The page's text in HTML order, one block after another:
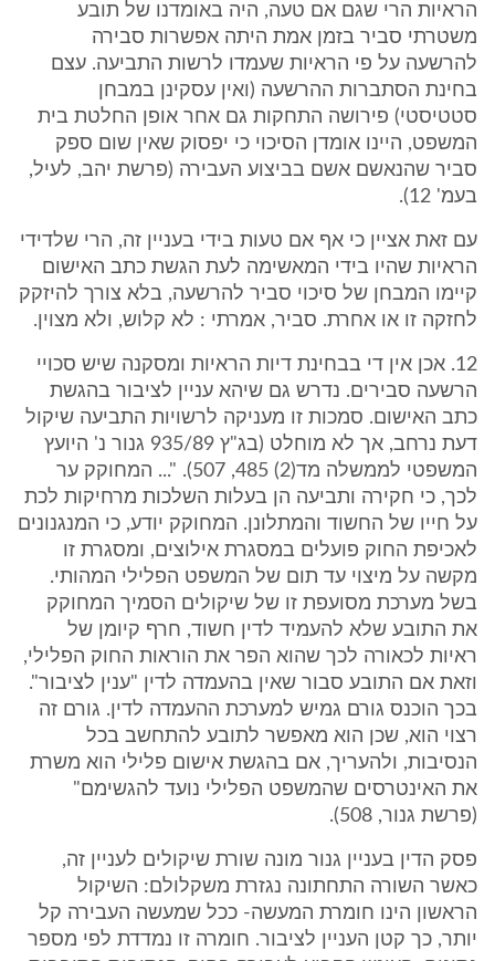
הראיות הרי שגם אם טעה, היה באומדנו של תובע
משטרתי סביר בזמן אמת היתה אפשרות סבירה
להרשעה על פי הראיות שעמדו לרשות התביעה. עצם
בחינת הסתברות ההרשעה (ואין עסקינן במבחן
סטטיסטי) פירושה התחקות גם אחר אופן החלטת בית
המשפט, היינו אומדן הסיכוי כי יפסוק שאין שום ספק
סביר שהנאשם אשם בביצוע העבירה (פרשת יהב, לעיל,
בעמ' 12).
עם זאת אציין כי אף אם טעות בידי בעניין זה, הרי שלדידי
הראיות שהיו בידי המאשימה לעת הגשת כתב האישום
קיימו המבחן של סיכוי סביר להרשעה, בלא צורך להיזקק
לחזקה זו או אחרת. סביר, אמרתי : לא קלוש, ולא מצוין.
12. אכן אין די בבחינת דיות הראיות ומסקנה שיש סכויי
הרשעה סבירים. נדרש גם שיהא עניין לציבור בהגשת
כתב האישום. סמכות זו מעניקה לרשויות התביעה שיקול
דעת נרחב, אך לא מוחלט (בג"ץ 935/89 גנור נ' היועץ
המשפטי לממשלה מד(2) 485, 507). "... המחוקק ער
לכך, כי חקירה ותביעה הן בעלות השלכות מרחיקות לכת
על חייו של החשוד והמתלונן. המחוקק יודע, כי המנגנונים
לאכיפת החוק פועלים במסגרת אילוצים, ומסגרת זו
מקשה על מיצוי עד תום של המשפט הפלילי המהותי.
בשל מערכת מסועפת זו של שיקולים הסמיך המחוקק
את התובע שלא להעמיד לדין חשוד, חרף קיומן של
ראיות לכאורה לכך שהוא הפר את הוראות החוק הפלילי,
וזאת אם התובע סבור שאין בהעמדה לדין "ענין לציבור".
בכך הוכנס גורם גמיש למערכת ההעמדה לדין. גורם זה
רצוי הוא, שכן הוא מאפשר לתובע להתחשב בכל
הנסיבות, ולהעריך, אם בהגשת אישום פלילי הוא משרת
את האינטרסים שהמשפט הפלילי נועד להגשימם"
(פרשת גנור, 508).
פסק הדין בעניין גנור מונה שורת שיקולים לעניין זה,
כאשר השורה התחתונה נגזרת משקלולם: השיקול
הראשון הינו חומרת המעשה- ככל שמעשה העבירה קל
יותר, כך קטן העניין לציבור. חומרה זו נמדדת לפי מספר